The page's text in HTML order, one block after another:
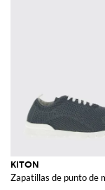
KITON
Zapatillas de punto de